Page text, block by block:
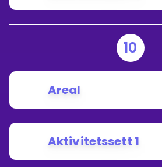
10
Areal
Aktivitetssett 1